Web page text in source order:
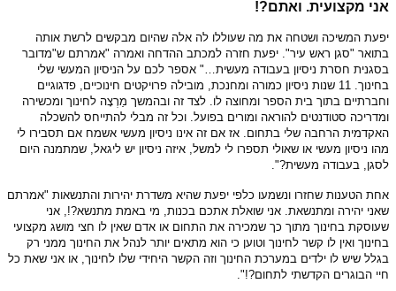
אני מקצועית. ואתם?!
יפעת המשיכה ושטחה את מה שעוללו לה אלה שהיום מבקשים לרשת אותה
בתואר "סגן ראש עיר". יפעת חזרה למכתב ההדחה ואמרה "אמרתם ש"מדובר
בסגנית חסרת ניסיון בעבודה מעשית…" אספר לכם על הניסיון המעשי שלי
בחינוך. 11 שנות ניסיון כמורה ומחנכת, מובילה פרויקטים חינוכיים, פדגוגיים
וחברתיים בתוך בית הספר ומחוצה לו. לצד זה ובהמשך מַרְצָה לחינוך ומכשירה
ומדריכה סטודנטים להוראה ומורים בפועל. וכל זה מבלי להתייחס להשכלה
האקדמית הרחבה שלי בתחום. אז אם זה אינו ניסיון מעשי אשמח אם תסבירו לי
מהו ניסיון מעשי או שאולי תספרו לי למשל, איזה ניסיון יש ליגאל, שמתמנה היום
לסגן, בעבודה מעשית?".
אחת הטענות שחזרו ונשמעו כלפי יפעת שהיא משדרת יהירות והתנשאות "אמרתם
שאני יהירה ומתנשאת. אני שואלת אתכם בכנות, מי באמת מתנשא?!, אני
שעוסקת בחינוך מתוך כך שמכירה את התחום או אדם שאין לו חצי מושג מקצועי
בחינוך ואין לו קשר לחינוך וטוען כי הוא מתאים יותר לנהל את החינוך ממני רק
בגלל שיש לו ילדים במערכת החינוך וזה הקשר היחידי שלו לחינוך, או אני שאת כל
חיי הבוגרים הקדשתי לתחום?!".